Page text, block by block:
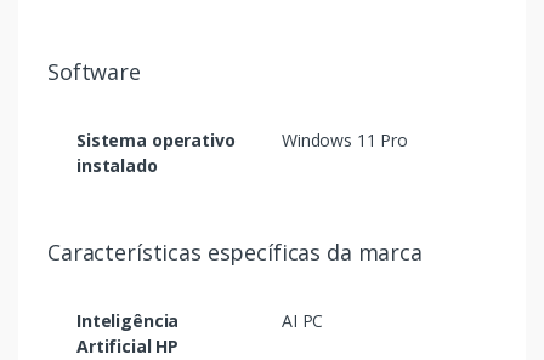
Software
Sistema operativo
instalado
Windows 11 Pro
Características específicas da marca
Inteligência
Artificial HP
AI PC